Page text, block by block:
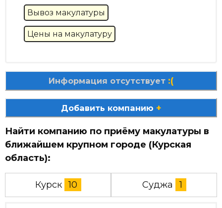
Вывоз макулатуры
Цены на макулатуру
Информация отсутствует :(
Добавить компанию +
Найти компанию по приёму макулатуры в
ближайшем крупном городе (Курская
область):
Курск 10 Суджа 1